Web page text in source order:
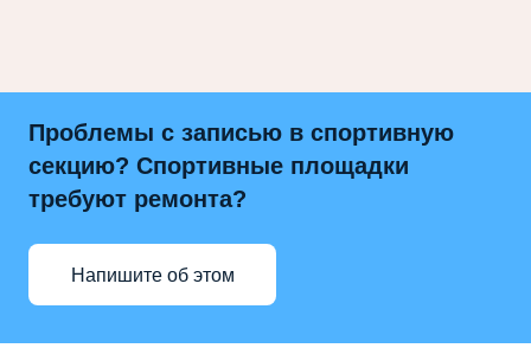
Проблемы с записью в спортивную
секцию? Спортивные площадки
требуют ремонта?
Напишите об этом